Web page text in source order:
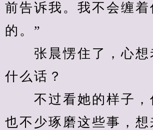
前告诉我。我不会缠着
的。”
张晨愣住了，心想
什么话？
不过看她的样子，
也不少琢磨这些事，想